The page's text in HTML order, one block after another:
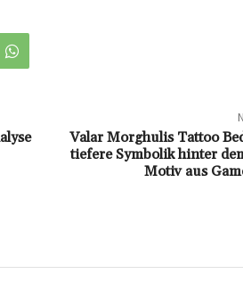
Valar Morghulis Tattoo
tiefere Symbolik hinter
Motiv aus